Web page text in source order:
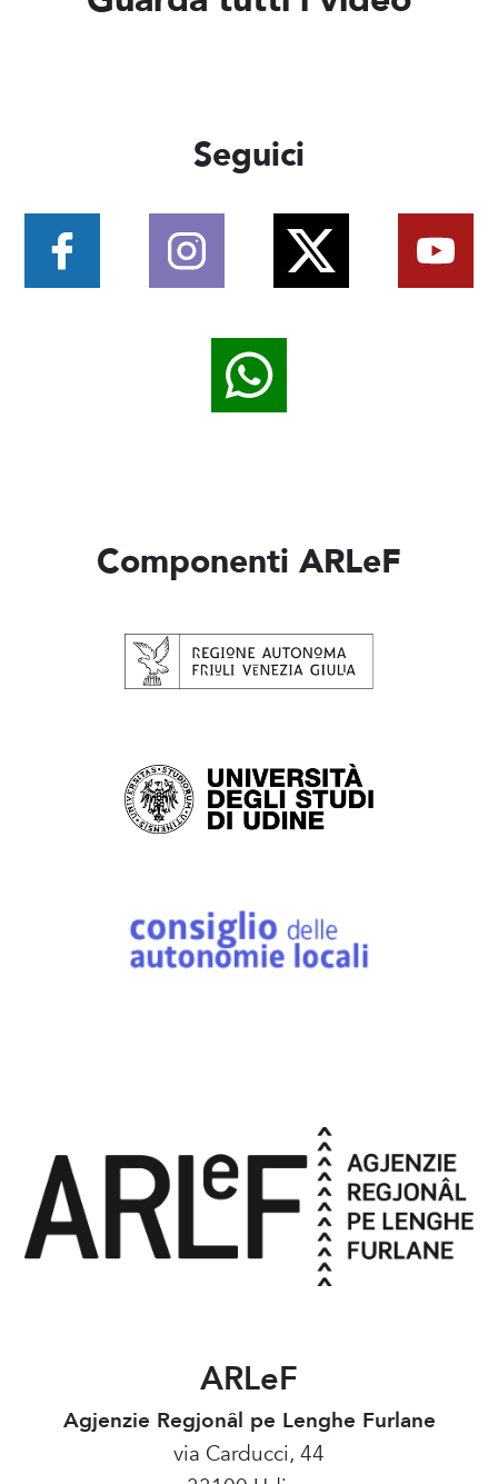
Seguici
Componenti ARLeF
ARLeF
Agjenzie Regjonâl pe Lenghe Furlane
via Carducci, 44